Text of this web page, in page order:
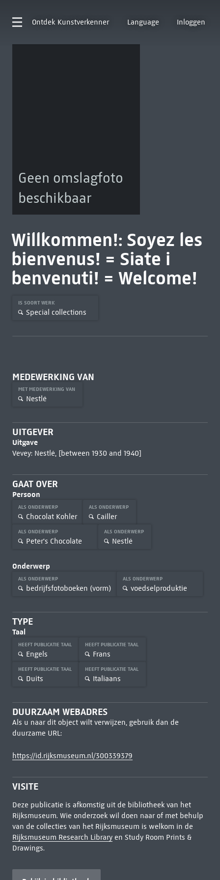
Ontdek Kunstverkenner Language Inloggen
Geen omslagfoto
beschikbaar
Willkommen!: Soyez les
bienvenus! = Siate i
benvenuti! = Welcome!
IS SOORT WERK
Special collections
MEDEWERKING VAN
MET MEDEWERKING VAN
Nestlé
UITGEVER
Uitgave
Vevey: Nestlé, [between 1930 and 1940]
GAAT OVER
Persoon
ALS ONDERWERP
Chocolat Kohler
ALS ONDERWERP
Cailler
ALS ONDERWERP
Peter's Chocolate
ALS ONDERWERP
Nestlé
Onderwerp
ALS ONDERWERP
bedrijfsfotoboeken (vorm)
ALS ONDERWERP
voedselproduktie
TYPE
Taal
HEEFT PUBLICATIE TAAL
Engels
HEEFT PUBLICATIE TAAL
Frans
HEEFT PUBLICATIE TAAL
Duits
HEEFT PUBLICATIE TAAL
Italiaans
DUURZAAM WEBADRES
Als u naar dit object wilt verwijzen, gebruik dan de
duurzame URL:
https://id.rijksmuseum.nl/300339379
VISITE
Deze publicatie is afkomstig uit de bibliotheek van het
Rijksmuseum. Wie onderzoek wil doen naar of met behulp
van de collecties van het Rijksmuseum is welkom in de
Rijksmuseum Research Libraryen Study Room Prints &
Drawings.